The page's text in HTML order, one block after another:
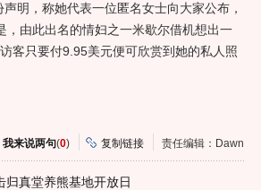
，称她代表一位匿名女士向大家公布，
由此出名的情妇之一米歇尔借机想出一
客只要付9.95美元便可欣赏到她的私人照
我来说两句(0) 复制链接 责任编辑：Dawn
归真堂养熊基地开放日